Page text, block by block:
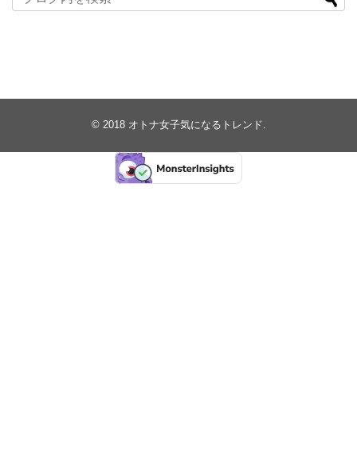
© 2018 オトナ女子気になるトレンド.